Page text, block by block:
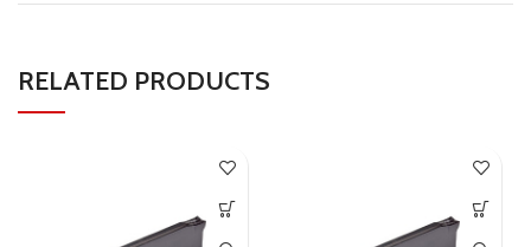
RELATED PRODUCTS